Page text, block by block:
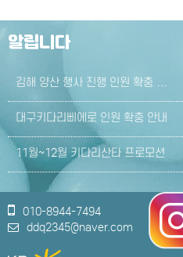
알립니다
김해 양산 행사 진행 인원 확충 …
대구키다리삐에로 인원 확충 안내
11월~12월 키다리산타 프로모션
010-8944-7494
ddq2345@naver.com